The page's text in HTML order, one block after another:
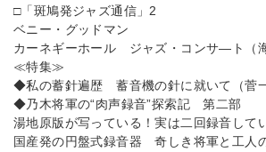
□「斑鳩発ジャズ通信」2
ベニー・グッドマン
カーネギーホール ジャズ・コンサ―ト（海
≪特集≫
◆私の蓄針遍歴 蓄音機の針に就いて（菅一
◆乃木将軍の“肉声録音”探索記 第二部
湯地原版が写っている！実は二回録音して
国産発の円盤式録音器 奇しき将軍と工人